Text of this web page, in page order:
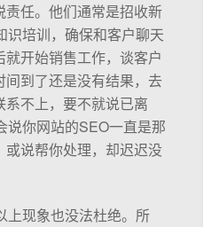
任。他们通常是招收新
识培训，确保和客户聊天
开始销售工作，谈客户
到了还是没有结果，去
不上，要不就说已离
说你网站的SEO一直是那
说帮你处理，却迟迟没
上现象也没法杜绝。所